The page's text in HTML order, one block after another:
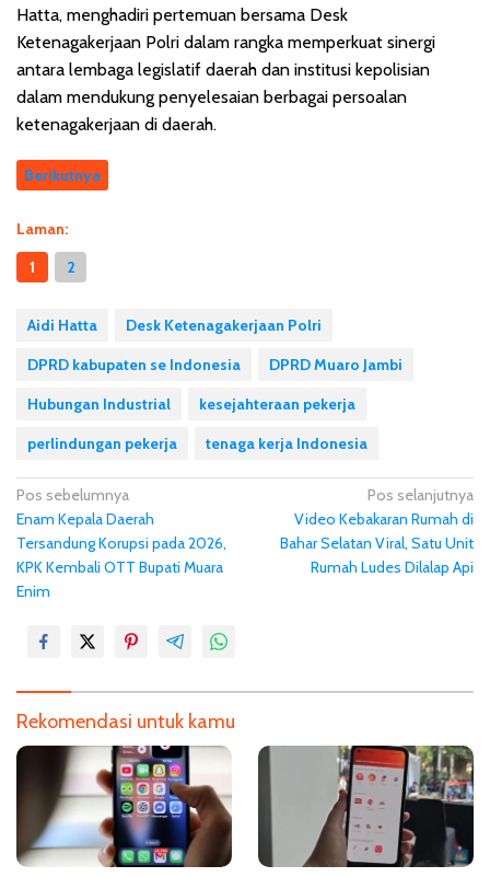
Hatta, menghadiri pertemuan bersama Desk
Ketenagakerjaan Polri dalam rangka memperkuat sinergi
antara lembaga legislatif daerah dan institusi kepolisian
dalam mendukung penyelesaian berbagai persoalan
ketenagakerjaan di daerah.
Berikutnya
Laman:
1
2
Aidi Hatta
Desk Ketenagakerjaan Polri
DPRD kabupaten se Indonesia
DPRD Muaro Jambi
Hubungan Industrial
kesejahteraan pekerja
perlindungan pekerja
tenaga kerja Indonesia
N
a
v
i
i
p
Pos sebelumnya
Enam Kepala Daerah
Tersandung Korupsi pada 2026,
KPK Kembali OTT Bupati Muara
Enim
Pos selanjutnya
Video Kebakaran Rumah di
Bahar Selatan Viral, Satu Unit
Rumah Ludes Dilalap Api
Rekomendasi untuk kamu